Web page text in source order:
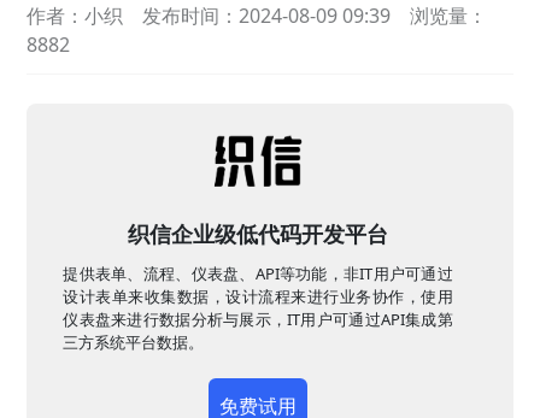
作者：小织 发布时间：2024-08-09 09:39
浏览量：
8882
织信企业级低代码开发平台
提供表单、流程、仪表盘、API等功能，非IT用户可通过
设计表单来收集数据，设计流程来进行业务协作，使用
仪表盘来进行数据分析与展示，IT用户可通过API集成第
三方系统平台数据。
免费试用